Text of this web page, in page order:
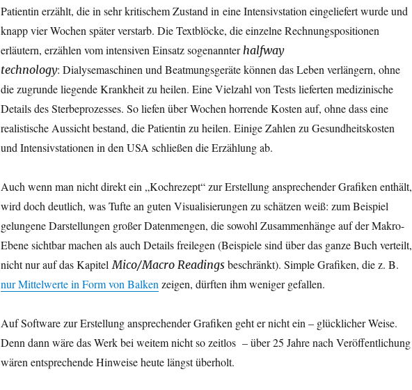
Patientin erzählt, die in sehr kritischem Zustand in eine Intensivstation eingeliefert wurde und
knapp vier Wochen später verstarb. Die Textblöcke, die einzelne Rechnungspositionen
erläutern, erzählen vom intensiven Einsatz sogenannterhalfway
technology: Dialysemaschinen und Beatmungsgeräte können das Leben verlängern, ohne
die zugrunde liegende Krankheit zu heilen. Eine Vielzahl von Tests lieferten medizinische
Details des Sterbeprozesses. So liefen über Wochen horrende Kosten auf, ohne dass eine
realistische Aussicht bestand, die Patientin zu heilen. Einige Zahlen zu Gesundheitskosten
und Intensivstationen in den USA schließen die Erzählung ab.
Auch wenn man nicht direkt ein „Kochrezept“ zur Erstellung ansprechender Grafiken enthält,
wird doch deutlich, was Tufte an guten Visualisierungen zu schätzen weiß: zum Beispiel
gelungene Darstellungen großer Datenmengen, die sowohl Zusammenhänge auf der Makro-
Ebene sichtbar machen als auch Details freilegen (Beispiele sind über das ganze Buch verteilt,
nicht nur auf das KapitelMico/Macro Readings beschränkt). Simple Grafiken, die z. B.
nur Mittelwerte in Form von Balkenzeigen, dürften ihm weniger gefallen.
Auf Software zur Erstellung ansprechender Grafiken geht er nicht ein – glücklicher Weise.
Denn dann wäre das Werk bei weitem nicht so zeitlos – über 25 Jahre nach Veröffentlichung
wären entsprechende Hinweise heute längst überholt.